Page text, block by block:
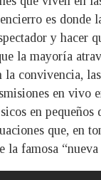
es donde
y hacer
la mayoría
la convivencia,
en vivo
en pequeños
que, en
la famosa